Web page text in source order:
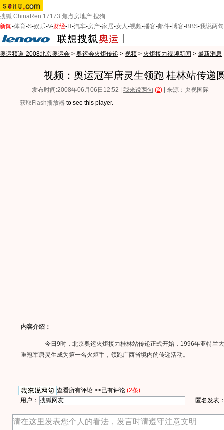
搜狐 ChinaRen 17173 焦点房地产 搜狗
新闻-体育-S-娱乐-V-财经- IT-汽车-房产-家居-女人-视频-播客-邮件-博客-BBS-我说两句
奥运频道-2008北京奥运会 > 奥运会火炬传递 > 视频 > 火炬接力视频新闻 > 最新消息
视频：奥运冠军唐灵生领跑 桂林站传递
发布时间:2008年06月06日12:52 | 我来说两句 (2) | 来源：央视国际
获取Flash播放器 to see this player.
内容介绍：
今日9时，北京奥运火炬接力桂林站传递正式开始，1996年亚特兰
重冠军唐灵生成为第一名火炬手，领跑广西省境内的传递活动。
查看所有评论 >>已有评论 (2条)
用户：
匿名发表